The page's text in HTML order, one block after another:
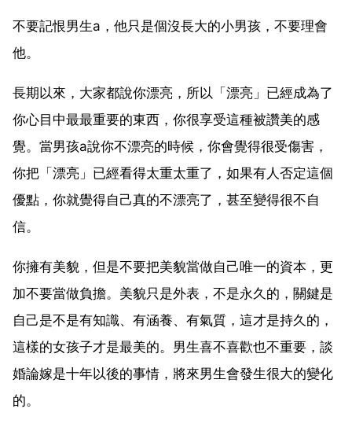
不要記恨男生a，他只是個沒長大的小男孩，不要理會
他。
長期以來，大家都說你漂亮，所以「漂亮」已經成為了
你心目中最最重要的東西，你很享受這種被讚美的感
覺。當男孩a說你不漂亮的時候，你會覺得很受傷害，
你把「漂亮」已經看得太重太重了，如果有人否定這個
優點，你就覺得自己真的不漂亮了，甚至變得很不自
信。
你擁有美貌，但是不要把美貌當做自己唯一的資本，更
加不要當做負擔。美貌只是外表，不是永久的，關鍵是
自己是不是有知識、有涵養、有氣質，這才是持久的，
這樣的女孩子才是最美的。男生喜不喜歡也不重要，談
婚論嫁是十年以後的事情，將來男生會發生很大的變化
的。